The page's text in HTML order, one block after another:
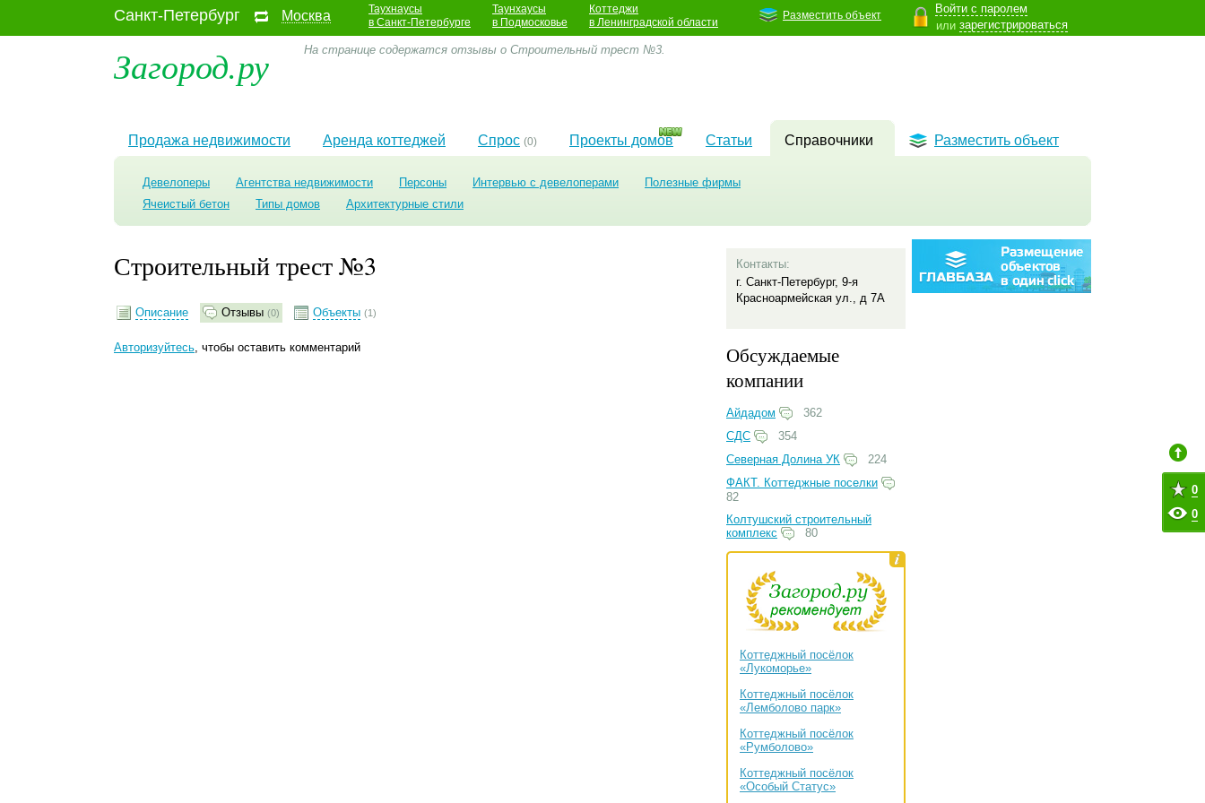
Санкт-Петербург Москва
Таухнаусы
в Санкт-Петербурге
Таунхаусы
в Подмосковье
Коттеджи
в Ленинградской области
Войти с паролем
или зарегистрироваться
Разместить объект
Загород.ру На странице содержатся отзывы о Строительный трест №3.
Продажа недвижимости Аренда коттеджей Спрос (0) Проекты домов Статьи Справочники Разместить объект
Девелоперы Агентства недвижимости Персоны Интервью с девелоперами
Полезные фирмы
Ячеистый бетон
Типы домов Архитектурные стили
Строительный трест №3
Описание Отзывы (0) Объекты (1)
Авторизуйтесь, чтобы оставить комментарий
Контакты:
г. Санкт-Петербург, 9-я
Красноармейская ул., д 7А
Обсуждаемые
компании
Айдадом
362
СДС
354
Северная Долина УК
224
ФАКТ. Коттеджные поселки
82
Колтушский строительный
комплекс
80
Коттеджный посёлок
«Лукоморье»
Коттеджный посёлок
«Лемболово парк»
Коттеджный посёлок
«Румболово»
Коттеджный посёлок
«Особый Статус»
0
0